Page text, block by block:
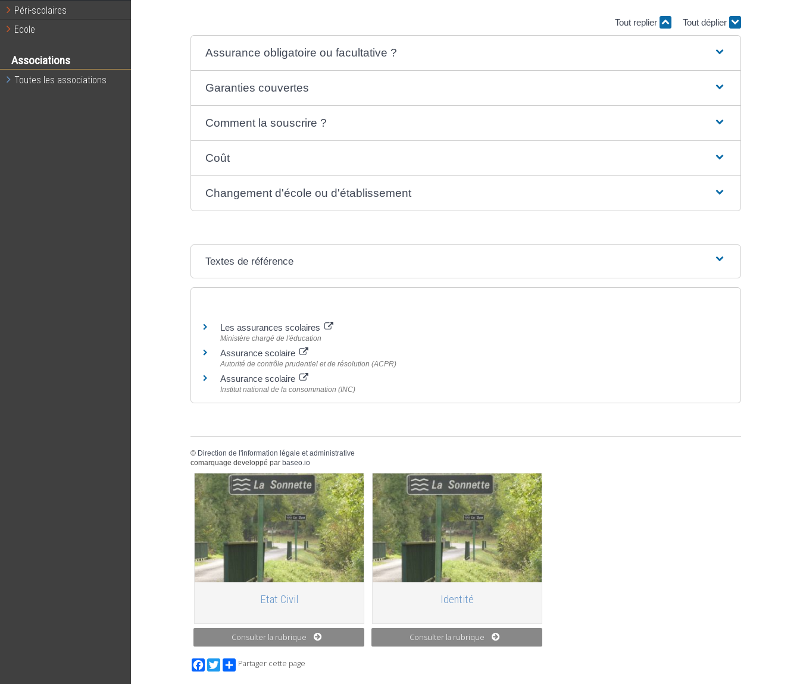
Péri-scolaires
Ecole
Associations
Toutes les associations
Tout replier Tout déplier
Assurance obligatoire ou facultative ?
Garanties couvertes
Comment la souscrire ?
Coût
Changement d'école ou d'établissement
Textes de référence
Les assurances scolaires
Ministère chargé de l'éducation
Assurance scolaire
Autorité de contrôle prudentiel et de résolution (ACPR)
Assurance scolaire
Institut national de la consommation (INC)
© Direction de l'information légale et administrative
comarquage developpé par baseo.io
Etat Civil
Consulter la rubrique
Identité
Consulter la rubrique
FacebookTwitterPartager cette page